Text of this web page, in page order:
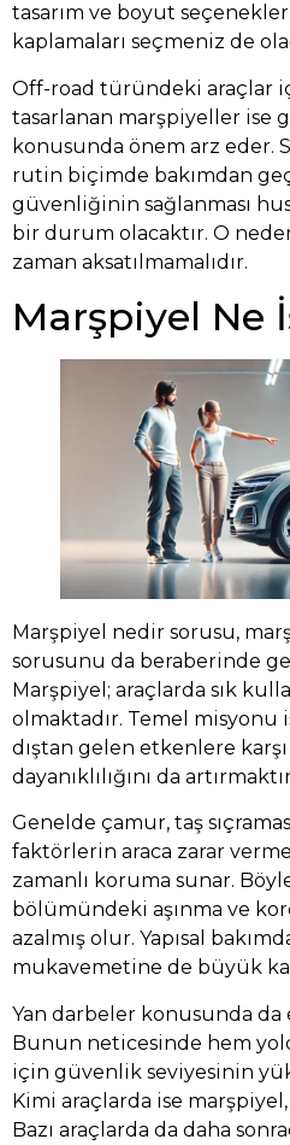
tasarım ve boyut
kaplamaları seçmeniz de
Off-road türündeki araçlar
tasarlanan marşpiyeller ise
konusunda önem arz eder.
rutin biçimde bakımdan
güvenliğinin sağlanması
bir durum olacaktır. O
zaman aksatılmamalıdır.
Marşpiyel Ne
Marşpiyel nedir sorusu,
sorusunu da beraberinde
Marşpiyel; araçlarda sık
olmaktadır. Temel misyonu
dıştan gelen etkenlere
dayanıklılığını da
Genelde çamur, taş
faktörlerin araca zarar
zamanlı koruma sunar.
bölümündeki aşınma ve
azalmış olur. Yapısal
mukavemetine de büyük
Yan darbeler konusunda da
Bunun neticesinde hem
için güvenlik seviyesinin
Kimi araçlarda ise
Bazı araçlarda da daha